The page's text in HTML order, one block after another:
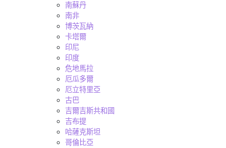
南蘇丹
南非
博茨瓦納
卡塔爾
印尼
印度
危地馬拉
厄瓜多爾
厄立特里亞
古巴
吉爾吉斯共和國
吉布提
哈薩克斯坦
哥倫比亞